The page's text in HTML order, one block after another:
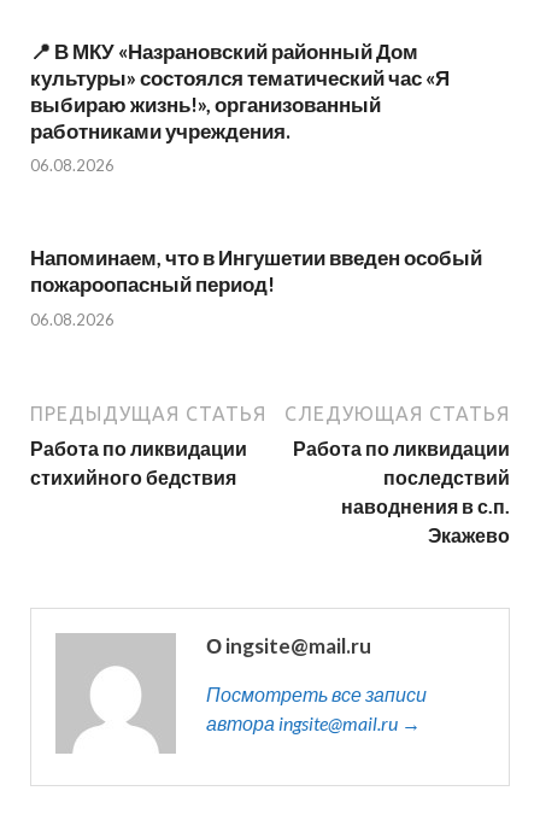
📍 В МКУ «Назрановский районный Дом
культуры» состоялся тематический час «Я
выбираю жизнь!», организованный
работниками учреждения.
06.08.2026
Напоминаем, что в Ингушетии введен особый
пожароопасный период!⁣⁣⠀
06.08.2026
ПРЕДЫДУЩАЯ СТАТЬЯ
Работа по ликвидации
стихийного бедствия
СЛЕДУЮЩАЯ СТАТЬЯ
Работа по ликвидации
последствий
наводнения в с.п.
Экажево
О ingsite@mail.ru
Посмотреть все записи
автора ingsite@mail.ru →